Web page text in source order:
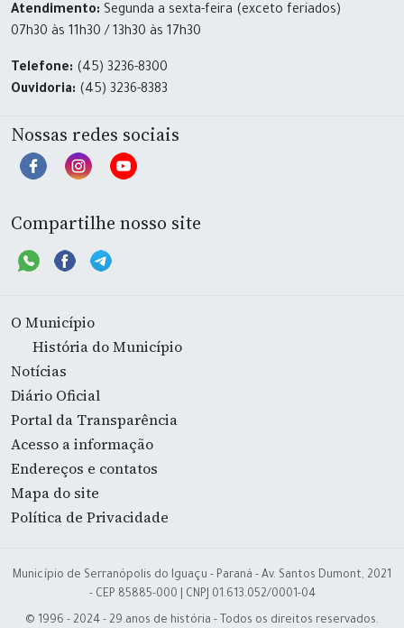
Atendimento: Segunda a sexta-feira (exceto feriados)
07h30 às 11h30 / 13h30 às 17h30
Telefone: (45) 3236-8300
Ouvidoria: (45) 3236-8383
Nossas redes sociais
Compartilhe nosso site
O Município
História do Município
Notícias
Diário Oficial
Portal da Transparência
Acesso a informação
Endereços e contatos
Mapa do site
Política de Privacidade
Município de Serranópolis do Iguaçu - Paraná - Av. Santos Dumont, 2021
- CEP 85885-000 | CNPJ 01.613.052/0001-04
© 1996 - 2024 - 29 anos de história - Todos os direitos reservados.